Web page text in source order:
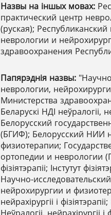
Назвы на іншых мовах:
практический центр
(руская);
неврологии и
здравоохранения
Папярэднія назвы:
неврологии,
Министерства
Беларускі НДІ неўралогіі,
Белорусский
(БГИФ); Белорусский НИИ
физиотерапии;
ортопедии и неврологии
фізіятэрапіі; Інстутут
Научно-
нейрохирургии и
нейрахірургіі і